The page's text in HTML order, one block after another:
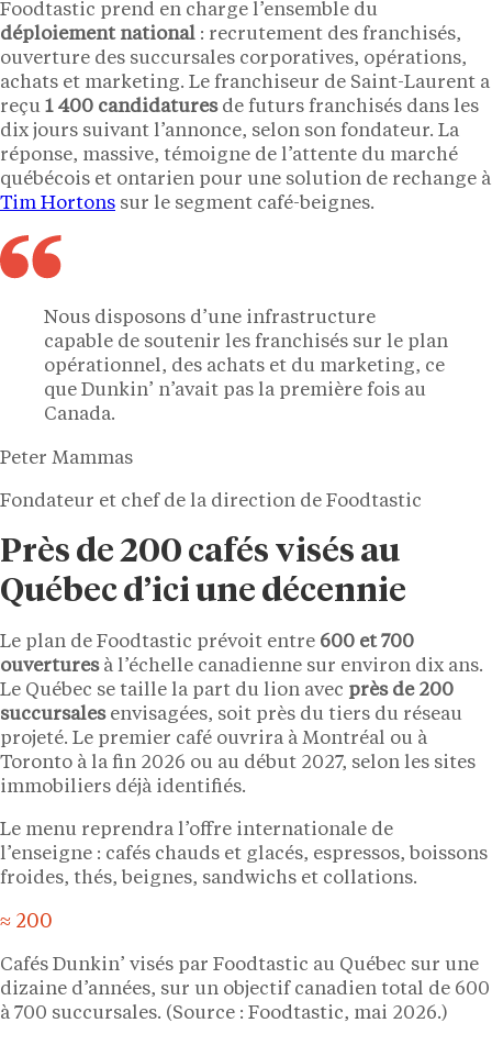
Foodtastic prend en charge l’ensemble du
déploiement national : recrutement des franchisés,
ouverture des succursales corporatives, opérations,
achats et marketing. Le franchiseur de Saint-Laurent a
reçu 1 400 candidaturesde futurs franchisés dans les
dix jours suivant l’annonce, selon son fondateur. La
réponse, massive, témoigne de l’attente du marché
québécois et ontarien pour une solution de rechange à
Tim Hortons sur le segment café-beignes.
Nous disposons d’une infrastructure
capable de soutenir les franchisés sur le plan
opérationnel, des achats et du marketing, ce
que Dunkin’ n’avait pas la première fois au
Canada.
Peter Mammas
Fondateur et chef de la direction de Foodtastic
Près de 200 cafés visés au
Québec d’ici une décennie
Le plan de Foodtastic prévoit entre 600 et 700
ouverturesà l’échelle canadienne sur environ dix ans.
Le Québec se taille la part du lion avec près de 200
succursalesenvisagées, soit près du tiers du réseau
projeté. Le premier café ouvrira à Montréal ou à
Toronto à la fin 2026 ou au début 2027, selon les sites
immobiliers déjà identifiés.
Le menu reprendra l’offre internationale de
l’enseigne : cafés chauds et glacés, espressos, boissons
froides, thés, beignes, sandwichs et collations.
≈ 200
Cafés Dunkin’ visés par Foodtastic au Québec sur une
dizaine d’années, sur un objectif canadien total de 600
à 700 succursales. (Source : Foodtastic, mai 2026.)